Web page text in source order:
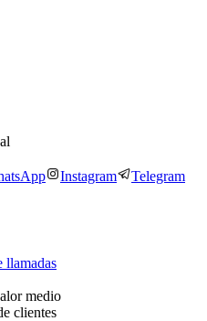
Instagram Telegram
llamadas
medio
clientes